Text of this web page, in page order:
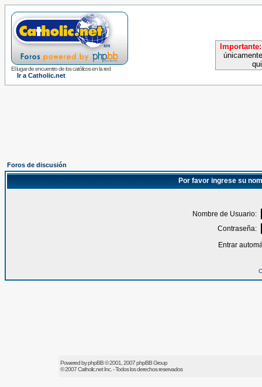
El lugar de encuentro de los católicos en la red
Ir a Catholic.net
Importante:
Foros de discusión
Por favor ingrese su
Nombre de Usuario:
Contraseña:
Entrar
Powered byphpBB© 2001, 2007 phpBB Group
© 2007Catholic.netInc. - Todos los derechos reservados